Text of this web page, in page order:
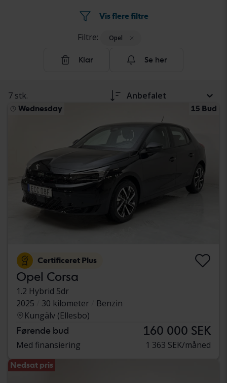
og resultaterne er rapporteret i annoncen for hver bil.
Vis flere filtre
Filtre: Opel
Klar Se her
7 stk. Anbefalet
Wednesday 15 Bud
Certificeret Plus
Opel Corsa
1.2 Hybrid 5dr
2025
30 kilometer
Benzin
Kungälv (Ellesbo)
Førende bud 160 000 SEK
Med finansiering 1 363 SEK/måned
Nedsat pris